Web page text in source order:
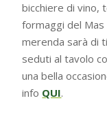
bicchiere di vino,
formaggi del Mas
merenda sarà di
seduti al tavolo
una bella
info QUI.